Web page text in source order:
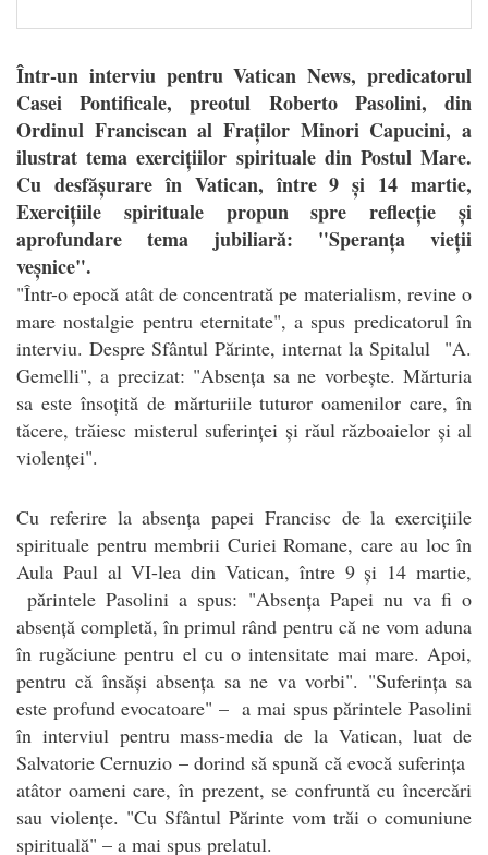
Într-un interviu pentru Vatican News, predicatorul
Casei Pontificale, preotul Roberto Pasolini, din
Ordinul Franciscan al Fraților Minori Capucini, a
ilustrat tema exercițiilor spirituale din Postul Mare.
Cu desfășurare în Vatican, între 9 și 14 martie,
Exercițiile spirituale propun spre reflecție și
aprofundare tema jubiliară: "Speranța vieții
veșnice".
"Într-o epocă atât de concentrată pe materialism, revine o
mare nostalgie pentru eternitate", a spus predicatorul în
interviu. Despre Sfântul Părinte, internat la Spitalul "A.
Gemelli", a precizat: "Absența sa ne vorbește. Mărturia
sa este însoțită de mărturiile tuturor oamenilor care, în
tăcere, trăiesc misterul suferinței și răul războaielor și al
violenței".
Cu referire la absența papei Francisc de la exercițiile
spirituale pentru membrii Curiei Romane, care au loc în
Aula Paul al VI-lea din Vatican, între 9 și 14 martie,
părintele Pasolini a spus: "Absența Papei nu va fi o
absență completă, în primul rând pentru că ne vom aduna
în rugăciune pentru el cu o intensitate mai mare. Apoi,
pentru că însăși absența sa ne va vorbi". "Suferința sa
este profund evocatoare" – a mai spus părintele Pasolini
în interviul pentru mass-media de la Vatican, luat de
Salvatorie Cernuzio – dorind să spună că evocă suferința
atâtor oameni care, în prezent, se confruntă cu încercări
sau violențe. "Cu Sfântul Părinte vom trăi o comuniune
spirituală" – a mai spus prelatul.